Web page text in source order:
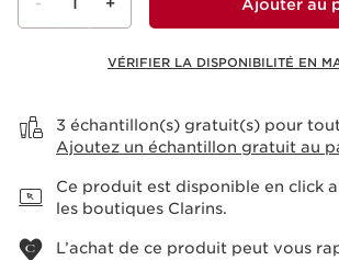
Ajouter au
VÉRIFIER LA DISPONIBILITÉ EN
3 échantillon(s) gratuit(s) pour
Ajoutez un échantillon gratuit au
Ce produit est disponible en click
les boutiques Clarins.
L’achat de ce produit peut vous